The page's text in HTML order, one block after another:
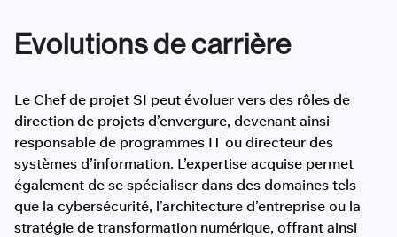
Evolutions de carrière
Le Chef de projet SI peut évoluer vers des rôles de
direction de projets d’envergure, devenant ainsi
responsable de programmes IT ou directeur des
systèmes d’information. L’expertise acquise permet
également de se spécialiser dans des domaines tels
que la cybersécurité, l’architecture d’entreprise ou la
stratégie de transformation numérique, offrant ainsi